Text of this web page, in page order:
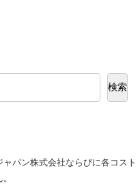
検索
パン株式会社ならびに各コスト